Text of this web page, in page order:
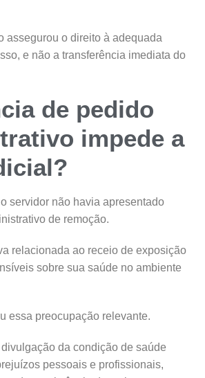
assegurou o direito à adequada
e não a transferência imediata do
de pedido
impede a
servidor não havia apresentado
de remoção.
relacionada ao receio de exposição
sobre sua saúde no ambiente
essa preocupação relevante.
da condição de saúde
pessoais e profissionais,